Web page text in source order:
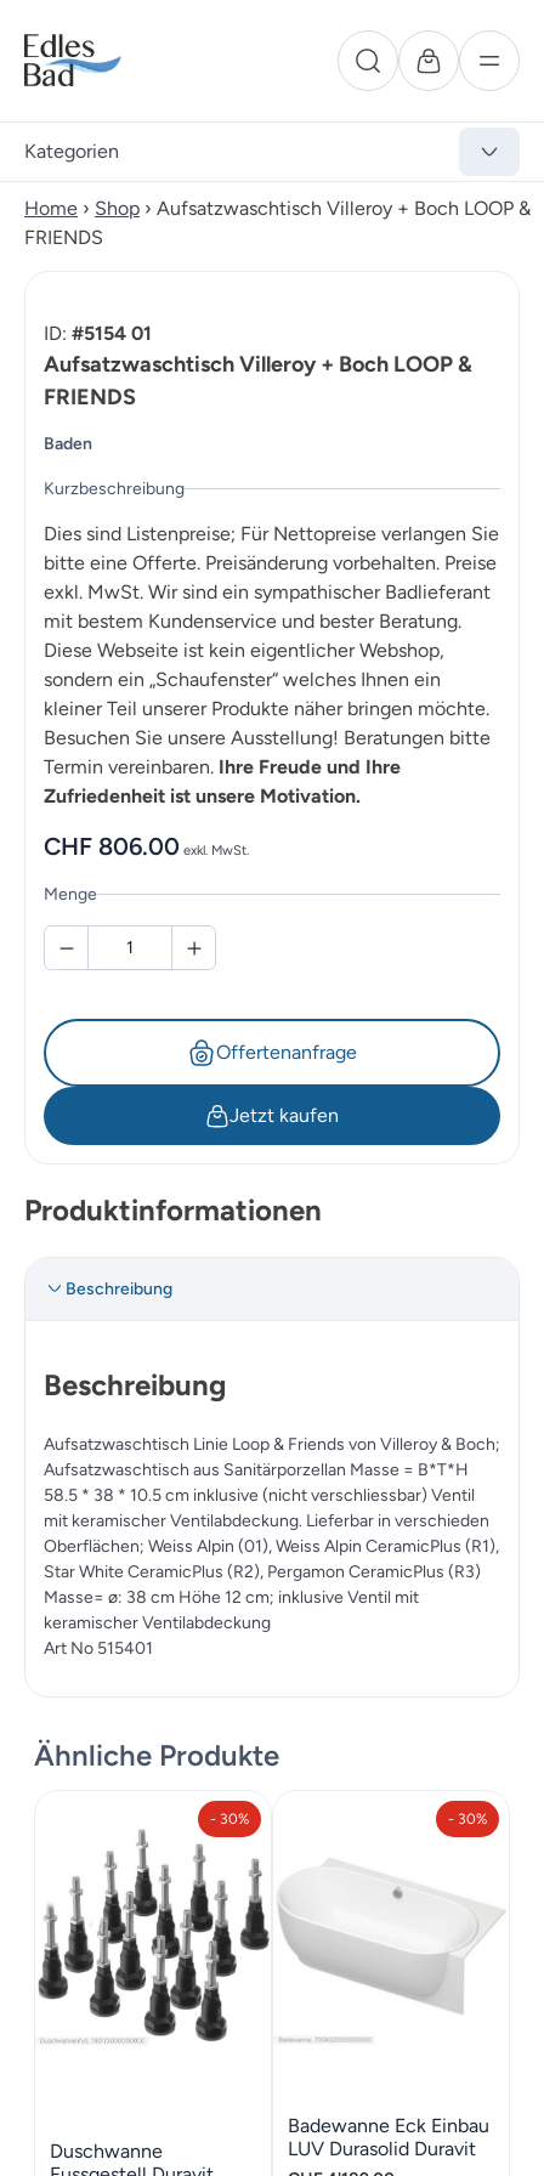
Kategorien
Home › Shop › Aufsatzwaschtisch Villeroy + Boch LOOP &
FRIENDS
ID: #5154 01
Aufsatzwaschtisch Villeroy + Boch LOOP &
FRIENDS
Baden
Kurzbeschreibung
Dies sind Listenpreise; Für Nettopreise verlangen Sie
bitte eine Offerte. Preisänderung vorbehalten. Preise
exkl. MwSt. Wir sind ein sympathischer Badlieferant
mit bestem Kundenservice und bester Beratung.
Diese Webseite ist kein eigentlicher Webshop,
sondern ein „Schaufenster“ welches Ihnen ein
kleiner Teil unserer Produkte näher bringen möchte.
Besuchen Sie unsere Ausstellung! Beratungen bitte
Termin vereinbaren. Ihre Freude und Ihre
Zufriedenheit ist unsere Motivation.
CHF 806.00 exkl. MwSt.
Menge
Offertenanfrage
Jetzt kaufen
Produktinformationen
Beschreibung
Beschreibung
Aufsatzwaschtisch Linie Loop & Friends von Villeroy & Boch;
Aufsatzwaschtisch aus Sanitärporzellan Masse = B*T*H
58.5 * 38 * 10.5 cm inklusive (nicht verschliessbar) Ventil
mit keramischer Ventilabdeckung. Lieferbar in verschieden
Oberflächen; Weiss Alpin (01), Weiss Alpin CeramicPlus (R1),
Star White CeramicPlus (R2), Pergamon CeramicPlus (R3)
Masse= ø: 38 cm Höhe 12 cm; inklusive Ventil mit
keramischer Ventilabdeckung
Art No 515401
Ähnliche Produkte
- 30%
Duschwanne
- 30%
Badewanne Eck Einbau
LUV Durasolid Duravit
185*95*61